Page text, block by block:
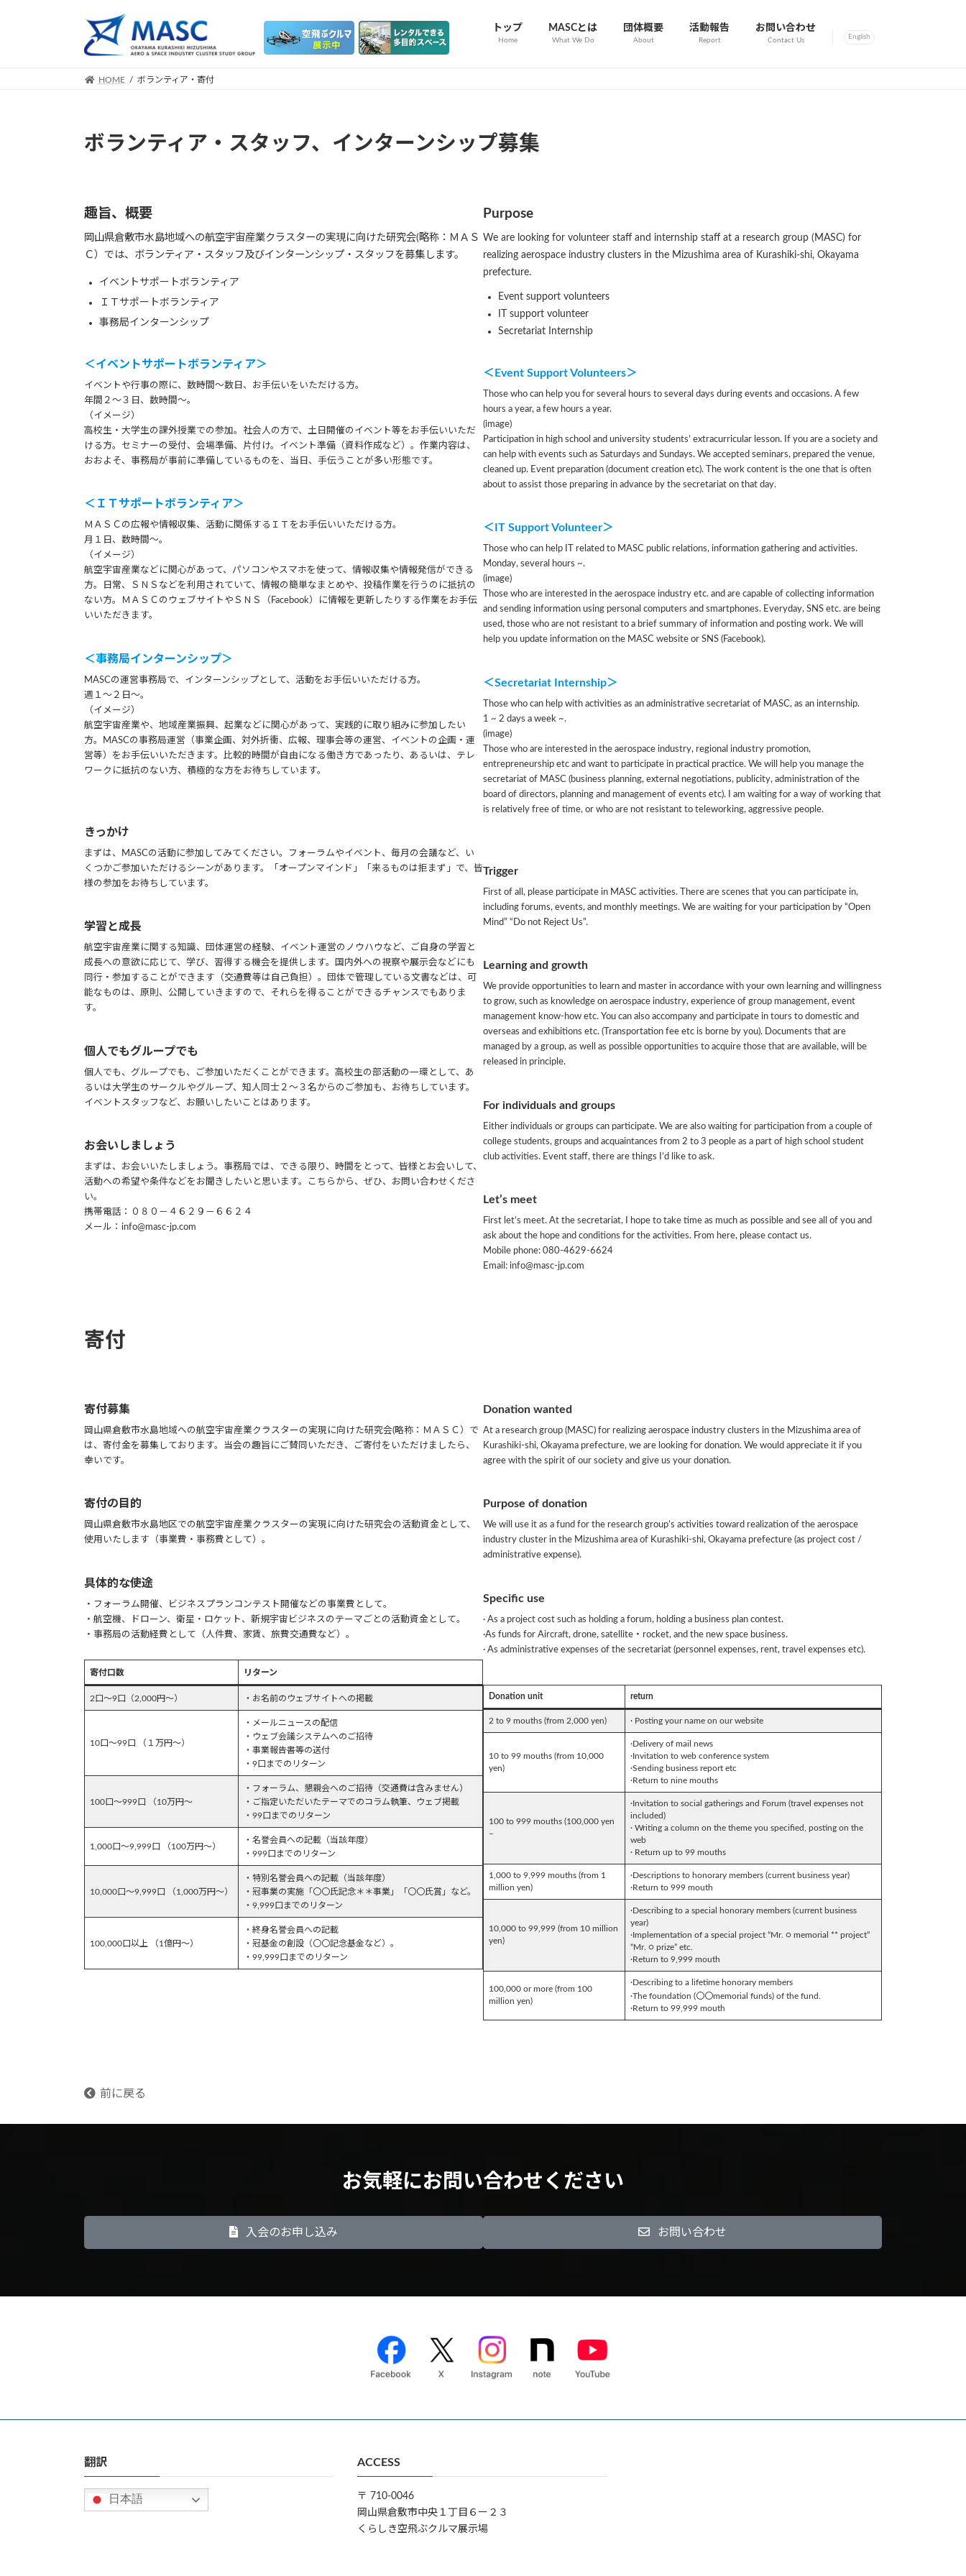
トップ
Home
MASCとは
What We Do
団体概要
About
活動報告
Report
お問い合わせ
Contact Us English
HOME ボランティア・寄付
ボランティア・スタッフ、インターンシップ募集
趣旨、概要
岡山県倉敷市水島地域への航空宇宙産業クラスターの実現に向けた研究会(略称：ＭＡＳ
Ｃ）では、ボランティア・スタッフ及びインターンシップ・スタッフを募集します。
イベントサポートボランティア
ＩＴサポートボランティア
事務局インターンシップ
＜イベントサポートボランティア＞
イベントや行事の際に、数時間～数日、お手伝いをいただける方。
年間２～３日、数時間～。
（イメージ）
高校生・大学生の課外授業での参加。社会人の方で、土日開催のイベント等をお手伝いいただ
ける方。セミナーの受付、会場準備、片付け。イベント準備（資料作成など）。作業内容は、
おおよそ、事務局が事前に準備しているものを、当日、手伝うことが多い形態です。
＜ＩＴサポートボランティア＞
ＭＡＳＣの広報や情報収集、活動に関係するＩＴをお手伝いいただける方。
月１日、数時間～。
（イメージ）
航空宇宙産業などに関心があって、パソコンやスマホを使って、情報収集や情報発信ができる
方。日常、ＳＮＳなどを利用されていて、情報の簡単なまとめや、投稿作業を行うのに抵抗の
ない方。ＭＡＳＣのウェブサイトやＳＮＳ（Facebook）に情報を更新したりする作業をお手伝
いいただきます。
＜事務局インターンシップ＞
MASCの運営事務局で、インターンシップとして、活動をお手伝いいただける方。
週１～２日～。
（イメージ）
航空宇宙産業や、地域産業振興、起業などに関心があって、実践的に取り組みに参加したい
方。MASCの事務局運営（事業企画、対外折衝、広報、理事会等の運営、イベントの企画・運
営等）をお手伝いいただきます。比較的時間が自由になる働き方であったり、あるいは、テレ
ワークに抵抗のない方、積極的な方をお待ちしています。
きっかけ
まずは、MASCの活動に参加してみてください。フォーラムやイベント、毎月の会議など、い
くつかご参加いただけるシーンがあります。「オープンマインド」「来るものは拒まず」で、皆
様の参加をお待ちしています。
学習と成長
航空宇宙産業に関する知識、団体運営の経験、イベント運営のノウハウなど、ご自身の学習と
成長への意欲に応じて、学び、習得する機会を提供します。国内外への視察や展示会などにも
同行・参加することができます（交通費等は自己負担）。団体で管理している文書などは、可
能なものは、原則、公開していきますので、それらを得ることができるチャンスでもありま
す。
個人でもグループでも
個人でも、グループでも、ご参加いただくことができます。高校生の部活動の一環として、あ
るいは大学生のサークルやグループ、知人同士２～３名からのご参加も、お待ちしています。
イベントスタッフなど、お願いしたいことはあります。
お会いしましょう
まずは、お会いいたしましょう。事務局では、できる限り、時間をとって、皆様とお会いして、
活動への希望や条件などをお聞きしたいと思います。こちらから、ぜひ、お問い合わせくださ
い。
携帯電話：０８０－４６２９－６６２４
メール：info@masc-jp.com
Purpose
We are looking for volunteer staff and internship staff at a research group (MASC) for
realizing aerospace industry clusters in the Mizushima area of ​​Kurashiki-shi, Okayama
prefecture.
Event support volunteers
IT support volunteer
Secretariat Internship
＜ Event Support Volunteers＞
Those who can help you for several hours to several days during events and occasions. A few
hours a year, a few hours a year.
(image)
Participation in high school and university students’ extracurricular lesson. If you are a society and
can help with events such as Saturdays and Sundays. We accepted seminars, prepared the venue,
cleaned up. Event preparation (document creation etc). The work content is the one that is often
about to assist those preparing in advance by the secretariat on that day.
＜ IT Support Volunteer＞
Those who can help IT related to MASC public relations, information gathering and activities.
Monday, several hours ~.
(image)
Those who are interested in the aerospace industry etc. and are capable of collecting information
and sending information using personal computers and smartphones. Everyday, SNS etc. are being
used, those who are not resistant to a brief summary of information and posting work. We will
help you update information on the MASC website or SNS (Facebook).
＜Secretariat Internship＞
Those who can help with activities as an administrative secretariat of MASC, as an internship.
1 ~ 2 days a week ~.
(image)
Those who are interested in the aerospace industry, regional industry promotion,
entrepreneurship etc and want to participate in practical practice. We will help you manage the
secretariat of MASC (business planning, external negotiations, publicity, administration of the
board of directors, planning and management of events etc). I am waiting for a way of working that
is relatively free of time, or who are not resistant to teleworking, aggressive people.
Trigger
First of all, please participate in MASC activities. There are scenes that you can participate in,
including forums, events, and monthly meetings. We are waiting for your participation by “Open
Mind” “Do not Reject Us”.
Learning and growth
We provide opportunities to learn and master in accordance with your own learning and willingness
to grow, such as knowledge on aerospace industry, experience of group management, event
management know-how etc. You can also accompany and participate in tours to domestic and
overseas and exhibitions etc. (Transportation fee etc is borne by you). Documents that are
managed by a group, as well as possible opportunities to acquire those that are available, will be
released in principle.
For individuals and groups
Either individuals or groups can participate. We are also waiting for participation from a couple of
college students, groups and acquaintances from 2 to 3 people as a part of high school student
club activities. Event staff, there are things I’d like to ask.
Let’s meet
First let’s meet. At the secretariat, I hope to take time as much as possible and see all of you and
ask about the hope and conditions for the activities. From here, please contact us.
Mobile phone: 080-4629-6624
Email: info@masc-jp.com
寄付
寄付募集
岡山県倉敷市水島地域への航空宇宙産業クラスターの実現に向けた研究会(略称：ＭＡＳＣ）で
は、寄付金を募集しております。当会の趣旨にご賛同いただき、ご寄付をいただけましたら、
幸いです。
寄付の目的
岡山県倉敷市水島地区での航空宇宙産業クラスターの実現に向けた研究会の活動資金として、
使用いたします（事業費・事務費として）。
具体的な使途
・フォーラム開催、ビジネスプランコンテスト開催などの事業費として。
・航空機、ドローン、衛星・ロケット、新規宇宙ビジネスのテーマごとの活動資金として。
・事務局の活動経費として（人件費、家賃、旅費交通費など）。
寄付口数 リターン
2口～9口（2,000円～） ・お名前のウェブサイトへの掲載
10口～99口 （１万円～）
・メールニュースの配信
・ウェブ会議システムへのご招待
・事業報告書等の送付
・9口までのリターン
100口～999口 （10万円～
・フォーラム、懇親会へのご招待（交通費は含みません）
・ご指定いただいたテーマでのコラム執筆、ウェブ掲載
・99口までのリターン
1,000口～9,999口 （100万円～）
・名誉会員への記載（当該年度）
・999口までのリターン
10,000口～9,999口 （1,000万円～）
・特別名誉会員への記載（当該年度）
・冠事業の実施「〇〇氏記念＊＊事業」「〇〇氏賞」など。
・9,999口までのリターン
100,000口以上 （1億円～）
・終身名誉会員への記載
・冠基金の創設（〇〇記念基金など）。
・99,999口までのリターン
Donation wanted
At a research group (MASC) for realizing aerospace industry clusters in the Mizushima area of ​​
Kurashiki-shi, Okayama prefecture, we are looking for donation. We would appreciate it if you
agree with the spirit of our society and give us your donation.
Purpose of donation
We will use it as a fund for the research group’s activities toward realization of the aerospace
industry cluster in the Mizushima area of ​​Kurashiki-shi, Okayama prefecture (as project cost /
administrative expense).
Specific use
· As a project cost such as holding a forum, holding a business plan contest.
·As funds for Aircraft, drone, satellite・rocket, and the new space business.
· As administrative expenses of the secretariat (personnel expenses, rent, travel expenses etc).
Donation unit return
2 to 9 mouths (from 2,000 yen) · Posting your name on our website
10 to 99 mouths (from 10,000
yen)
·Delivery of mail news
·Invitation to web conference system
·Sending business report etc
·Return to nine mouths
100 to 999 mouths (100,000 yen
–
·Invitation to social gatherings and Forum (travel expenses not
included)
· Writing a column on the theme you specified, posting on the
web
· Return up to 99 mouths
1,000 to 9,999 mouths (from 1
million yen)
·Descriptions to honorary members (current business year)
·Return to 999 mouth
10,000 to 99,999 (from 10 million
yen)
·Describing to a special honorary members (current business
year)
·Implementation of a special project “Mr. ○ memorial ** project”
“Mr. ○ prize” etc.
·Return to 9,999 mouth
100,000 or more (from 100
million yen)
·Describing to a lifetime honorary members
·The foundation (〇〇memorial funds) of the fund.
·Return to 99,999 mouth
前に戻る
お気軽にお問い合わせください
入会のお申し込み お問い合わせ
翻訳
日本語
ACCESS
〒 710-0046
岡山県倉敷市中央１丁目６ー２３
くらしき空飛ぶクルマ展示場